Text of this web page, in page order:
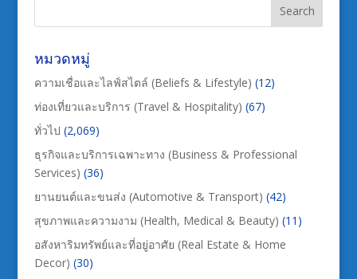
หมวดหมู่
ความเชื่อและไลฟ์สไตล์ (Beliefs & Lifestyle) (12)
ท่องเที่ยวและบริการ (Travel & Hospitality) (67)
ทั่วไป (2,069)
ธุรกิจและบริการเฉพาะทาง (Business & Professional
Services) (36)
ยานยนต์และขนส่ง (Automotive & Transport) (42)
สุขภาพและความงาม (Health, Medical & Beauty) (11)
อสังหาริมทรัพย์และที่อยู่อาศัย (Real Estate & Home
Decor) (30)